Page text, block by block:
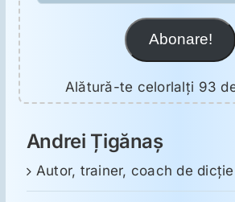
Abonare!
Alătură-te celorlalți 93
Andrei Țigănaș
Autor, trainer, coach de dicție